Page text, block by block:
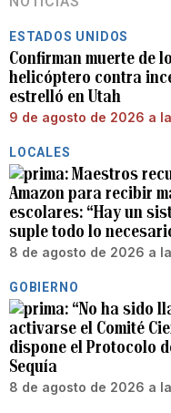
ESTADOS UNIDOS
Confirman muerte de
helicóptero contra
estrelló en Utah
9 de agosto de 2026 a
LOCALES
Maestros
Amazon para recibir
escolares: “Hay un
suple todo lo
8 de agosto de 2026 a
GOBIERNO
“No ha sido
activarse el Comité
dispone el Protocolo
Sequía
8 de agosto de 2026 a